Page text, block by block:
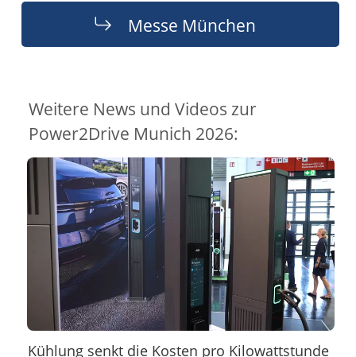
Messe München
Weitere News und Videos zur
Power2Drive Munich 2026:
Kühlung senkt die Kosten pro Kilowattstunde